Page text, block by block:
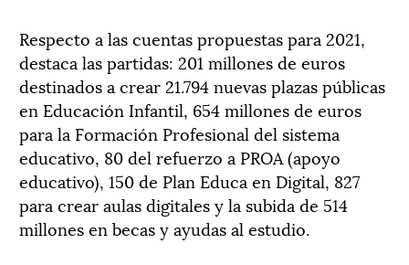
Respecto a las cuentas propuestas para 2021,
destaca las partidas: 201 millones de euros
destinados a crear 21.794 nuevas plazas públicas
en Educación Infantil, 654 millones de euros
para la Formación Profesional del sistema
educativo, 80 del refuerzo a PROA (apoyo
educativo), 150 de Plan Educa en Digital, 827
para crear aulas digitales y la subida de 514
millones en becas y ayudas al estudio.